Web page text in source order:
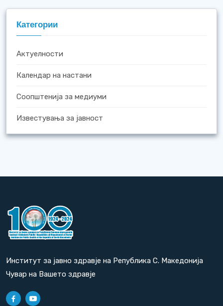
Категории
Актуелности
Календар на настани
Соопштенија за медиуми
Известувања за јавност
Институт за јавно здравје на Република С. Македонија
Чувар на Вашето здравје